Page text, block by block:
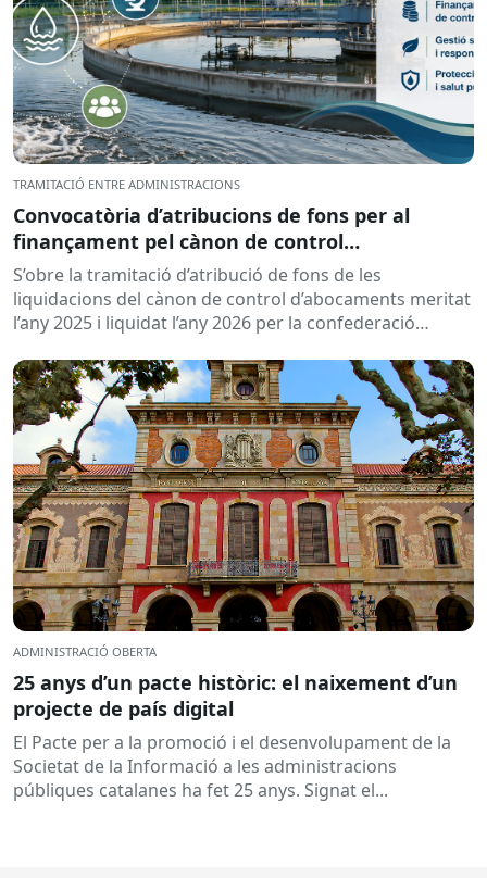
TRAMITACIÓ ENTRE ADMINISTRACIONS
Convocatòria d’atribucions de fons per al
finançament pel cànon de control
d’abocaments meritat l’any 2025 i liquidat l’any
2026
S’obre la tramitació d’atribució de fons de les
liquidacions del cànon de control d’abocaments meritat
l’any 2025 i liquidat l’any 2026 per la confederació
ADMINISTRACIÓ OBERTA
25 anys d’un pacte històric: el naixement d’un
projecte de país digital
El Pacte per a la promoció i el desenvolupament de la
Societat de la Informació a les administracions
públiques catalanes ha fet 25 anys. Signat el...